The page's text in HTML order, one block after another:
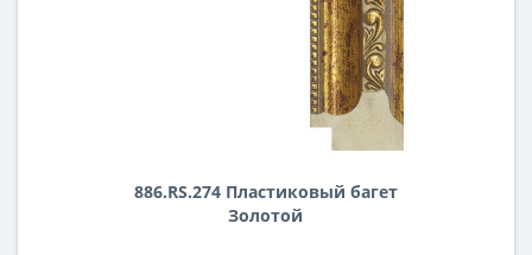
886.RS.274 Пластиковый багет
Золотой